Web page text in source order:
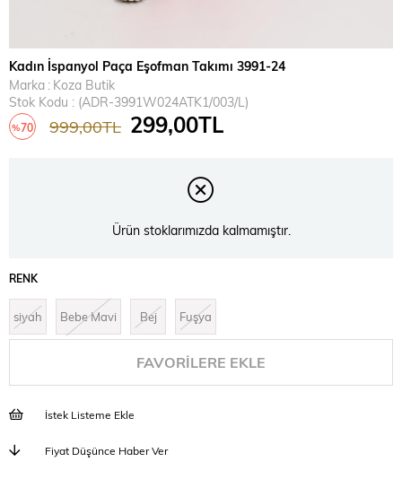
Kadın İspanyol Paça Eşofman Takımı 3991-24
Marka : Koza Butik
Stok Kodu
(ADR-3991W024ATK1/003/L)
%70 999,00TL 299,00TL
Ürün stoklarımızda kalmamıştır.
RENK
siyah Bebe Mavi Bej Fuşya
FAVORILERE EKLE
İstek Listeme Ekle
Fiyat Düşünce Haber Ver